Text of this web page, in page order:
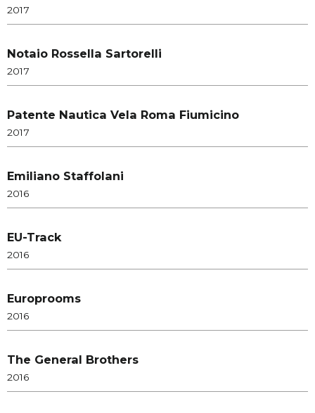
2017
Notaio Rossella Sartorelli
2017
Patente Nautica Vela Roma Fiumicino
2017
Emiliano Staffolani
2016
EU-Track
2016
Europrooms
2016
The General Brothers
2016